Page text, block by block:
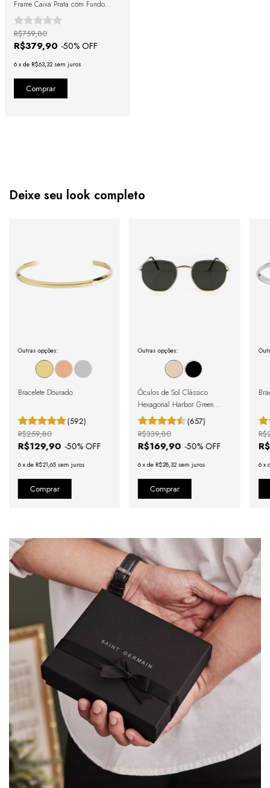
Frame Caixa Prata com Fundo
Preto e Pulseira Emborrachada
Preta
R$379,90 -50% OFF
R$759,80
6 x de R$63,32 sem juros
Deixe seu look completo
Outras opções:
Bracelete Dourado
(592)
R$129,90 -50% OFF
R$259,80
6 xde R$21,65 sem juros
Outras opções:
Óculos de Sol Clássico
Hexagonal Harbor Green
Gold
(657)
R$169,90-50% OFF
R$339,80
6 xdeR$28,32 sem juros 6 x